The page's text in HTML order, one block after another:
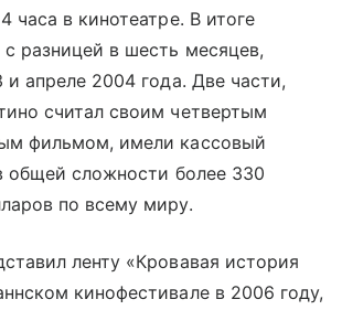
часа в кинотеатре. В итоге
разницей в шесть месяцев,
и апреле 2004 года. Две части,
считал своим четвертым
фильмом, имели кассовый
общей сложности более 330
по всему миру.
ленту «Кровавая история
кинофестивале в 2006 году,